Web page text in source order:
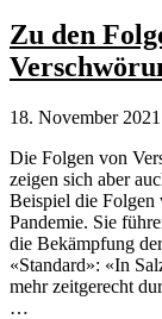
Zu den
18. November 2021
Die Folgen von
zeigen sich aber
Beispiel die Folgen
Pandemie. Sie
die Bekämpfung
«Standard»: «In
mehr zeitgerecht
…